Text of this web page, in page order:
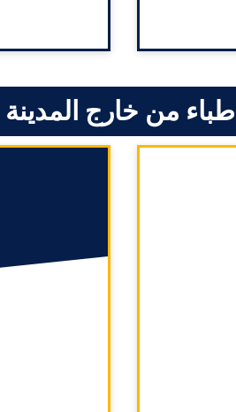
أطباء من خارج المدينة